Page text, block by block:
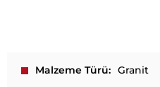
Malzeme Türü
Granit